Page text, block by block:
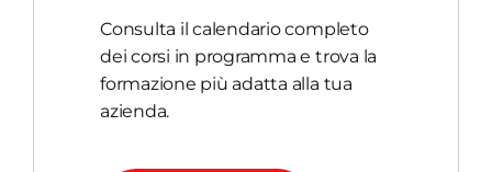
Consulta il calendario completo
dei corsi in programma e trova la
formazione più adatta alla tua
azienda.